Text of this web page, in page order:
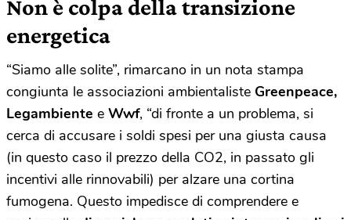
Non è colpa della transizione
energetica
“Siamo alle solite”, rimarcano in un nota stampa
congiunta le associazioni ambientaliste Greenpeace,
Legambiente e Wwf, “di fronte a un problema, si
cerca di accusare i soldi spesi per una giusta causa
(in questo caso il prezzo della CO2, in passato gli
incentivi alle rinnovabili) per alzare una cortina
fumogena. Questo impedisce di comprendere e